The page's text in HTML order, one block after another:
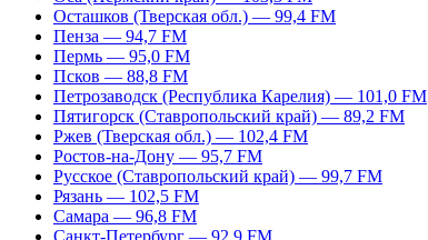
Осташков (Тверская обл.) — 99,4 FM
Пенза — 94,7 FM
Пермь — 95,0 FM
Псков — 88,8 FM
Петрозаводск (Республика Карелия) — 101,0 FM
Пятигорск (Ставропольский край) — 89,2 FM
Ржев (Тверская обл.) — 102,4 FM
Ростов-на-Дону — 95,7 FM
Русское (Ставропольский край) — 99,7 FM
Рязань — 102,5 FM
Самара — 96,8 FM
Санкт-Петербург — 92,9 FM